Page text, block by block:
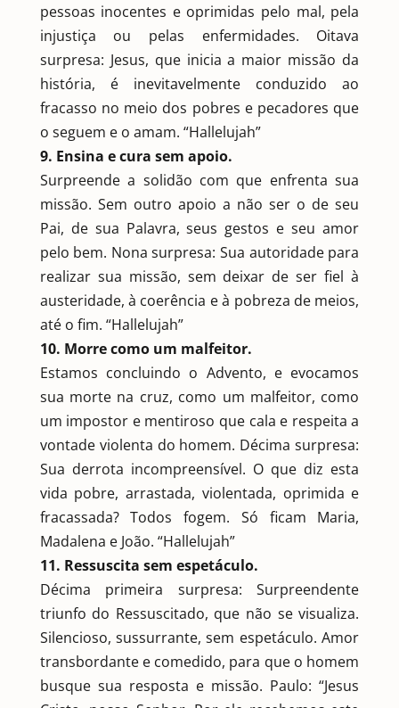
pessoas inocentes e oprimidas pelo mal, pela
injustiça ou pelas enfermidades. Oitava
surpresa: Jesus, que inicia a maior missão da
história, é inevitavelmente conduzido ao
fracasso no meio dos pobres e pecadores que
o seguem e o amam. “Hallelujah”
9. Ensina e cura sem apoio.
Surpreende a solidão com que enfrenta sua
missão. Sem outro apoio a não ser o de seu
Pai, de sua Palavra, seus gestos e seu amor
pelo bem. Nona surpresa: Sua autoridade para
realizar sua missão, sem deixar de ser fiel à
austeridade, à coerência e à pobreza de meios,
até o fim. “Hallelujah”
10. Morre como um malfeitor.
Estamos concluindo o Advento, e evocamos
sua morte na cruz, como um malfeitor, como
um impostor e mentiroso que cala e respeita a
vontade violenta do homem. Décima surpresa:
Sua derrota incompreensível. O que diz esta
vida pobre, arrastada, violentada, oprimida e
fracassada? Todos fogem. Só ficam Maria,
Madalena e João. “Hallelujah”
11. Ressuscita sem espetáculo.
Décima primeira surpresa: Surpreendente
triunfo do Ressuscitado, que não se visualiza.
Silencioso, sussurrante, sem espetáculo. Amor
transbordante e comedido, para que o homem
busque sua resposta e missão. Paulo: “Jesus